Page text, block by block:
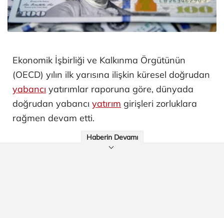
Ekonomik İşbirliği ve Kalkınma Örgütünün
(OECD) yılın ilk yarısına ilişkin küresel doğrudan
yabancı yatırımlar raporuna göre, dünyada
doğrudan yabancı yatırım girişleri zorluklara
rağmen devam etti.
Haberin Devamı